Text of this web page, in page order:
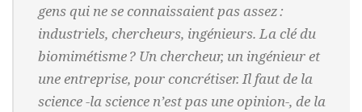
gens qui ne se connaissaient pas assez :
industriels, chercheurs, ingénieurs. La clé du
biomimétisme ? Un chercheur, un ingénieur et
une entreprise, pour concrétiser. Il faut de la
science -la science n’est pas une opinion-, de la